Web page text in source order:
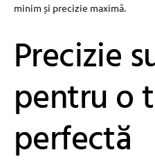
minim și precizie maximă.
Precizie
pentru o
perfectă